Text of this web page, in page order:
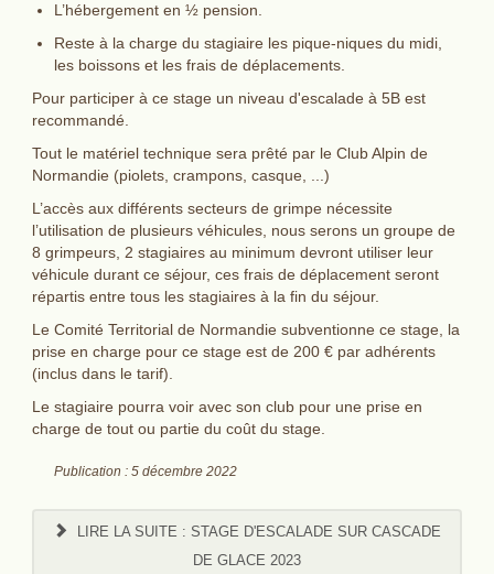
L’hébergement en ½ pension.
Reste à la charge du stagiaire les pique-niques du midi,
les boissons et les frais de déplacements.
Pour participer à ce stage un niveau d'escalade à 5B est
recommandé.
Tout le matériel technique sera prêté par le Club Alpin de
Normandie (piolets, crampons, casque, ...)
L’accès aux différents secteurs de grimpe nécessite
l’utilisation de plusieurs véhicules, nous serons un groupe de
8 grimpeurs, 2 stagiaires au minimum devront utiliser leur
véhicule durant ce séjour, ces frais de déplacement seront
répartis entre tous les stagiaires à la fin du séjour.
Le Comité Territorial de Normandie subventionne ce stage, la
prise en charge pour ce stage est de 200 € par adhérents
(inclus dans le tarif).
Le stagiaire pourra voir avec son club pour une prise en
charge de tout ou partie du coût du stage.
Publication : 5 décembre 2022
LIRE LA SUITE : STAGE D'ESCALADE SUR CASCADE
DE GLACE 2023